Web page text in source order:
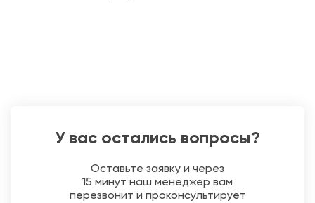
У вас остались вопросы?
Оставьте заявку и через
15 минут наш менеджер вам
перезвонит и проконсультирует